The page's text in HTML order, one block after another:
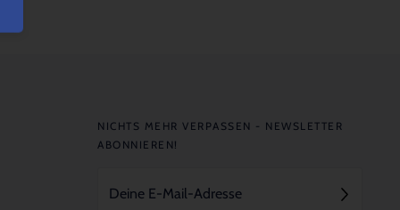
NICHTS MEHR VERPASSEN - NEWSLETTER
ABONNIEREN!